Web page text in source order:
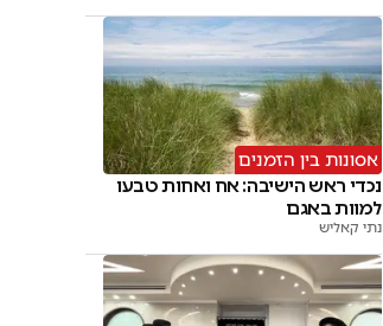
אסונות בין הזמנים
נכדי ראש הישיבה: אח ואחות טבעו
למוות באגם
נתי קאליש